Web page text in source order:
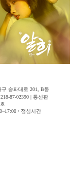
송파대로 201, B동
87-02390 | 통신판
/ 점심시간